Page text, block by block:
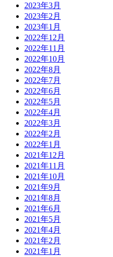
2023年3月
2023年2月
2023年1月
2022年12月
2022年11月
2022年10月
2022年8月
2022年7月
2022年6月
2022年5月
2022年4月
2022年3月
2022年2月
2022年1月
2021年12月
2021年11月
2021年10月
2021年9月
2021年8月
2021年6月
2021年5月
2021年4月
2021年2月
2021年1月